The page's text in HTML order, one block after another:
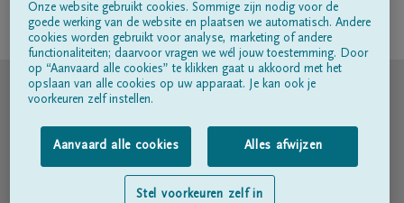
Volg ons op
© DELA
Gebruiksvoorwaarden
Privacyverklaring
Onze website gebruikt cookies. Sommige zijn nodig voor de
goede werking van de website en plaatsen we automatisch. Andere
cookies worden gebruikt voor analyse, marketing of andere
functionaliteiten; daarvoor vragen we wél jouw toestemming. Door
op “Aanvaard alle cookies” te klikken gaat u akkoord met het
opslaan van alle cookies op uw apparaat. Je kan ook je
voorkeuren zelf instellen.
Aanvaard alle cookies Alles afwijzen
Stel voorkeuren zelf in